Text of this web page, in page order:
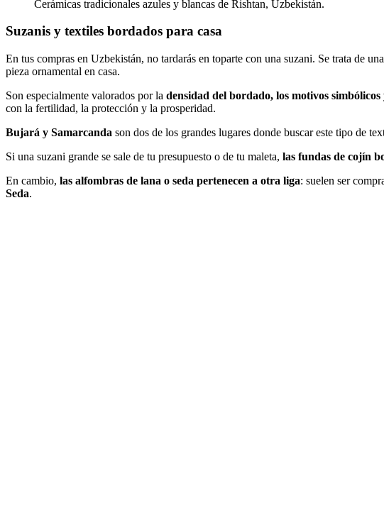
Cerámicas tradicionales azules y blancas de Rishtan, Uzbekistán.
Suzanis y textiles bordados para casa
En tus compras en Uzbekistán, no tardarás en toparte con una suzani. Se trata de una
pieza ornamental en casa.
Son especialmente valorados por la densidad del bordado, los motivos
con la fertilidad, la protección y la prosperidad.
Bujará y Samarcanda son dos de los grandes lugares donde buscar este tipo de
Si una suzani grande se sale de tu presupuesto o de tu maleta, las fundas de cojín
En cambio, las alfombras de lana o seda pertenecen a otra liga: suelen ser
Seda.